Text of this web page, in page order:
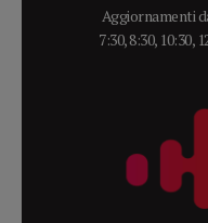
Aggiornamenti
7:30, 8:30, 10:30,